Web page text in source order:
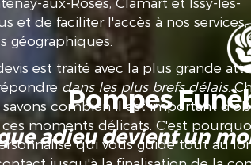
et de faciliter l'accès à nos
géographiques.
est traité avec la plus grande
dans les plus brefs délais.
savons combien il est important
moments délicats. C'est
qui vous guide tout au
Pompes
adieu devient un